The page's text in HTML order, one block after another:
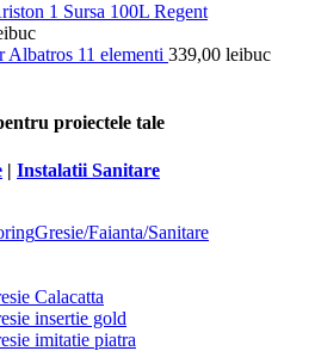
1 Sursa 100L Regent
buc
Albatros 11 elementi 339,00 leibuc
proiectele tale
| Instalatii Sanitare
Gresie/Faianta/Sanitare
Calacatta
insertie gold
imitatie piatra